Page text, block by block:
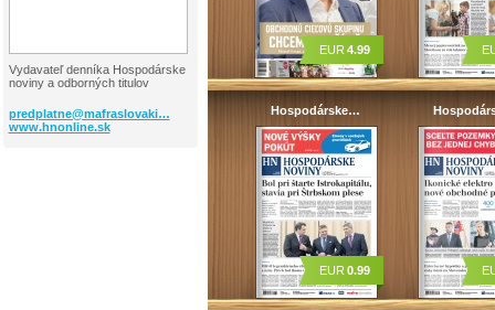
Vydavateľ denníka Hospodárske
noviny a odborných titulov
predplatne@mafraslovaki…
www.hnonline.sk
EUR 4.99
Hospodárske…
EUR 0.99